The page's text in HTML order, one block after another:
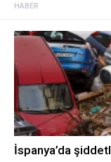
HABER
İspanya’da